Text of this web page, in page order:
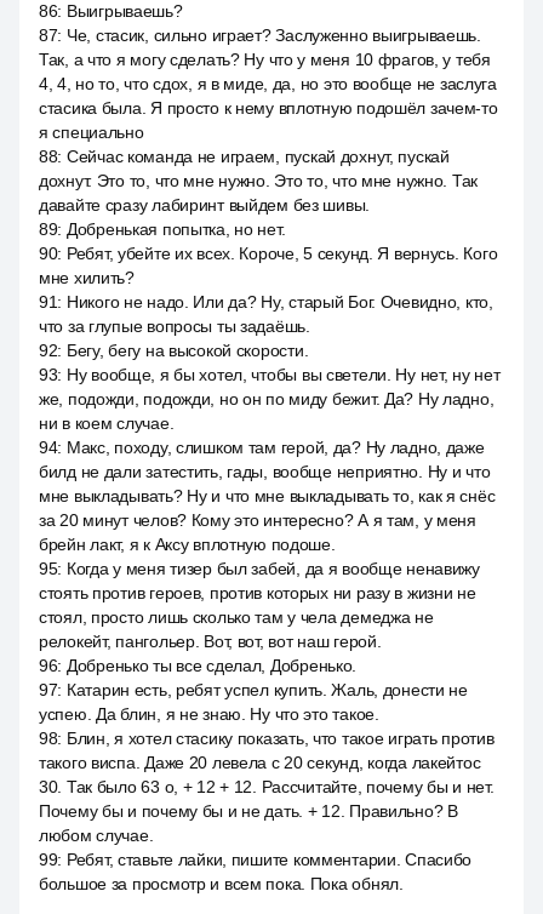
86: Выигрываешь?
87: Че, стасик, сильно играет? Заслуженно выигрываешь.
Так, а что я могу сделать? Ну что у меня 10 фрагов, у тебя
4, 4, но то, что сдох, я в миде, да, но это вообще не заслуга
стасика была. Я просто к нему вплотную подошёл зачем-то
я специально
88: Сейчас команда не играем, пускай дохнут, пускай
дохнут. Это то, что мне нужно. Это то, что мне нужно. Так
давайте сразу лабиринт выйдем без шивы.
89: Добренькая попытка, но нет.
90: Ребят, убейте их всех. Короче, 5 секунд. Я вернусь. Кого
мне хилить?
91: Никого не надо. Или да? Ну, старый Бог. Очевидно, кто,
что за глупые вопросы ты задаёшь.
92: Бегу, бегу на высокой скорости.
93: Ну вообще, я бы хотел, чтобы вы светели. Ну нет, ну нет
же, подожди, подожди, но он по миду бежит. Да? Ну ладно,
ни в коем случае.
94: Макс, походу, слишком там герой, да? Ну ладно, даже
билд не дали затестить, гады, вообще неприятно. Ну и что
мне выкладывать? Ну и что мне выкладывать то, как я снёс
за 20 минут челов? Кому это интересно? А я там, у меня
брейн лакт, я к Аксу вплотную подоше.
95: Когда у меня тизер был забей, да я вообще ненавижу
стоять против героев, против которых ни разу в жизни не
стоял, просто лишь сколько там у чела демеджа не
релокейт, пангольер. Вот, вот, вот наш герой.
96: Добренько ты все сделал, Добренько.
97: Катарин есть, ребят успел купить. Жаль, донести не
успею. Да блин, я не знаю. Ну что это такое.
98: Блин, я хотел стасику показать, что такое играть против
такого виспа. Даже 20 левела с 20 секунд, когда лакейтос
30. Так было 63 о, + 12 + 12. Рассчитайте, почему бы и нет.
Почему бы и почему бы и не дать. + 12. Правильно? В
любом случае.
99: Ребят, ставьте лайки, пишите комментарии. Спасибо
большое за просмотр и всем пока. Пока обнял.